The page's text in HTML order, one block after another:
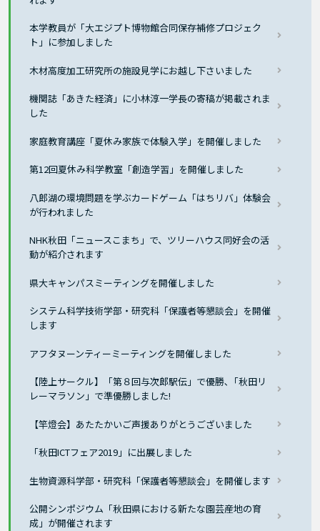
本学教員が「大エジプト博物館合同保存補修プロジェク
ト」に参加しました
木材高度加工研究所の施設見学にお越し下さいました
機関誌「あきた経済」に小林淳一学長の寄稿が掲載されま
した
家庭教育講座「夏休み家族で体験入学」を開催しました
第12回夏休み科学教室「創造学習」を開催しました
八郎湖の環境問題を学ぶカードゲーム「はちリバ」体験会
が行われました
NHK秋田「ニュースこまち」で、ツリーハウス同好会の活
動が紹介されます
県大キャンパスミーティングを開催しました
システム科学技術学部・研究科「保護者等懇談会」を開催
します
アフタヌーンティーミーティングを開催しました
【陸上サークル】「第８回与次郎駅伝」で優勝､「秋田リ
レーマラソン」で準優勝しました!
【竿燈会】あたたかいご声援ありがとうございました
「秋田ICTフェア2019」に出展しました
生物資源科学部・研究科「保護者等懇談会」を開催します
公開シンポジウム「秋田県における新たな園芸産地の育
成」が開催されます